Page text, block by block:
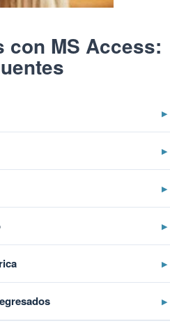
con MS Access:
▶
▶
▶
▶
▶
▶